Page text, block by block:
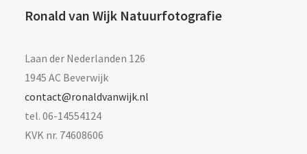
Ronald van Wijk Natuurfotografie
Laan der Nederlanden 126
1945 AC Beverwijk
contact@ronaldvanwijk.nl
tel. 06-14554124
KVK nr. 74608606